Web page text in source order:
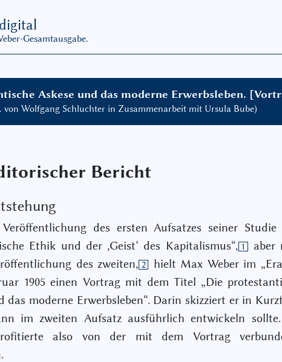
digital
Gesamtausgabe.
Askese und das moderne Erwerbsleben.
von Wolfgang Schluchter in Zusammenarbeit mit Ursula Bube)
Bericht
des ersten Aufsatzes seiner Studie
Ethik und der ,Geist‘ des Kapitalismus“, 1
aber
des zweiten, 2
hielt Max Weber im
1905 einen Vortrag mit dem Titel „Die
das moderne Erwerbsleben“. Darin skizziert er in
im zweiten Aufsatz ausführlich entwickeln
also von der mit dem Vortrag